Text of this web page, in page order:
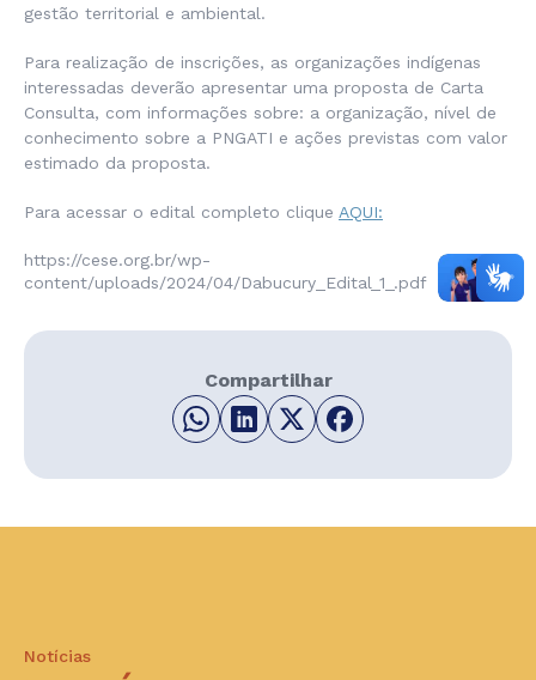
gestão territorial e ambiental.
Para realização de inscrições, as organizações indígenas
interessadas deverão apresentar uma proposta de Carta
Consulta, com informações sobre: a organização, nível de
conhecimento sobre a PNGATI e ações previstas com valor
estimado da proposta.
Para acessar o edital completo clique AQUI:
https://cese.org.br/wp-
content/uploads/2024/04/Dabucury_Edital_1_.pdf
Compartilhar
Notícias